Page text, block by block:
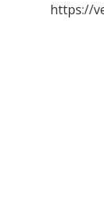
https://